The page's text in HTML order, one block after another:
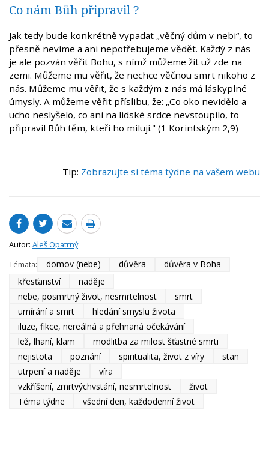
Co nám Bůh připravil ?
Jak tedy bude konkrétně vypadat „věčný dům v nebi“, to
přesně nevíme a ani nepotřebujeme vědět. Každý z nás
je ale pozván věřit Bohu, s nímž můžeme žít už zde na
zemi. Můžeme mu věřit, že nechce věčnou smrt nikoho z
nás. Můžeme mu věřit, že s každým z nás má láskyplné
úmysly. A můžeme věřit příslibu, že: „Co oko nevidělo a
ucho neslyšelo, co ani na lidské srdce nevstoupilo, to
připravil Bůh těm, kteří ho milují." (1 Korintským 2,9)
Tip: Zobrazujte si téma týdne na vašem webu
Autor: Aleš Opatrný
Témata:
domov (nebe) důvěra
důvěra v Boha
křesťanství
naděje
nebe, posmrtný život, nesmrtelnost
smrt
umírání a smrt
hledání smyslu života
iluze, fikce, nereálná a přehnaná očekávání
lež, lhaní, klam
modlitba za milost šťastné smrti
nejistota
poznání spiritualita, život z víry
stan
utrpení a naděje
víra
vzkříšení, zmrtvýchvstání, nesmrtelnost
život
Téma týdne
všední den, každodenní život